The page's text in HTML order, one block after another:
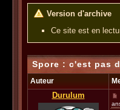
Version d'archive
Ce site est en
Spore : c'est pas
Auteur
Durulum